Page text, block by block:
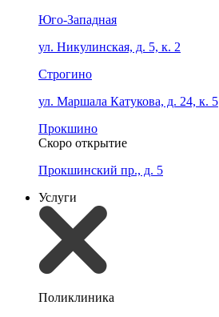
Юго-Западная
ул. Никулинская, д. 5, к. 2
Строгино
ул. Маршала Катукова, д. 24, к. 5
Прокшино
Скоро открытие
Прокшинский пр., д. 5
Услуги
Поликлиника